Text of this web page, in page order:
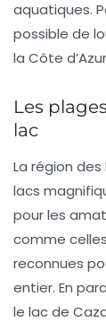
aquatiques.
possible de
la Côte d’Azur
Les
lac
La région
lacs
pour les
comme
reconnues
entier. En
le lac de